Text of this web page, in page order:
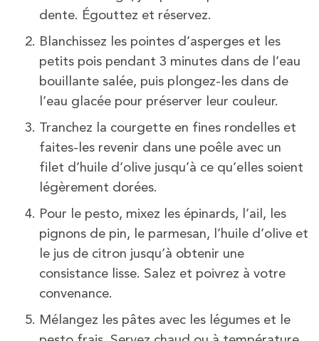
dente. Égouttez et réservez.
Blanchissez les pointes d’asperges et les
petits pois pendant 3 minutes dans de l’eau
bouillante salée, puis plongez-les dans de
l’eau glacée pour préserver leur couleur.
Tranchez la courgette en fines rondelles et
faites-les revenir dans une poêle avec un
filet d’huile d’olive jusqu’à ce qu’elles soient
légèrement dorées.
Pour le pesto, mixez les épinards, l’ail, les
pignons de pin, le parmesan, l’huile d’olive et
le jus de citron jusqu’à obtenir une
consistance lisse. Salez et poivrez à votre
convenance.
Mélangez les pâtes avec les légumes et le